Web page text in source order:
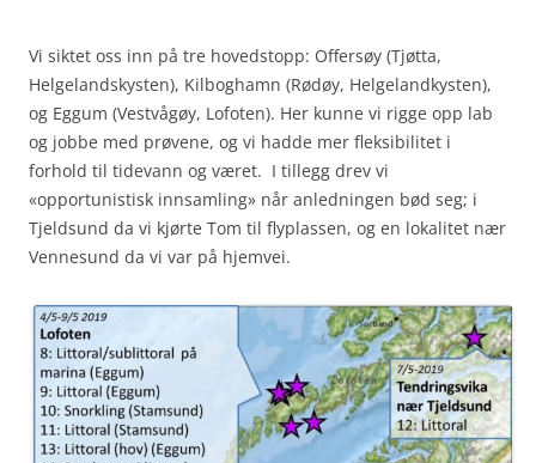
Vi siktet oss inn på tre hovedstopp: Offersøy (Tjøtta,
Helgelandskysten), Kilboghamn (Rødøy, Helgelandkysten),
og Eggum (Vestvågøy, Lofoten). Her kunne vi rigge opp lab
og jobbe med prøvene, og vi hadde mer fleksibilitet i
forhold til tidevann og været. I tillegg drev vi
«opportunistisk innsamling» når anledningen bød seg; i
Tjeldsund da vi kjørte Tom til flyplassen, og en lokalitet nær
Vennesund da vi var på hjemvei.